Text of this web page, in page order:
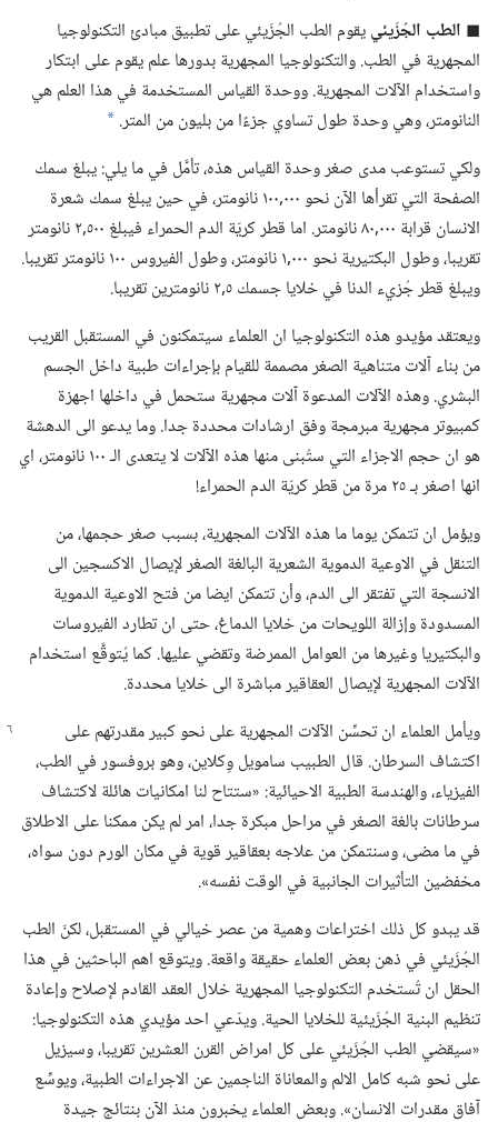
◼ الطب الجُزَيئييقوم الطب الجُزَيئي على تطبيق مبادئ التكنولوجيا
المجهرية في الطب.‏ والتكنولوجيا المجهرية بدورها علم يقوم على ابتكار
واستخدام الآلات المجهرية.‏ ووحدة القياس المستخدمة في هذا العلم هي
النانومتر،‏ وهي وحدة طول تساوي جزءًا من بليون من المتر.‏ *
ولكي تستوعب مدى صغر وحدة القياس هذه،‏ تأمَّل في ما يلي:‏ يبلغ سمك
الصفحة التي تقرأها الآن نحو ٠٠٠‏,١٠٠ نانومتر،‏ في حين يبلغ سمك شعرة
الانسان قرابة ٠٠٠‏,٨٠ نانومتر.‏ اما قطر كريّة الدم الحمراء فيبلغ ٥٠٠‏,٢ نانومتر
تقريبا،‏ وطول البكتيرية نحو ٠٠٠‏,١ نانومتر،‏ وطول الفيروس ١٠٠ نانومتر تقريبا.‏
ويبلغ قطر جُزيء الدنا في خلايا جسمك ٥‏,٢ نانومترين تقريبا.‏
ويعتقد مؤيدو هذه التكنولوجيا ان العلماء سيتمكنون في المستقبل القريب
من بناء آلات متناهية الصغر مصممة للقيام بإجراءات طبية داخل الجسم
البشري.‏ وهذه الآلات المدعوة آلات مجهرية ستحمل في داخلها اجهزة
كمبيوتر مجهرية مبرمجة وفق ارشادات محددة جدا.‏ وما يدعو الى الدهشة
هو ان حجم الاجزاء التي ستُبنى منها هذه الآلات لا يتعدى الـ‍ ١٠٠ نانومتر،‏ اي
انها اصغر بـ‍ ٢٥ مرة من قطر كريّة الدم الحمراء!‏
ويؤمل ان تتمكن يوما ما هذه الآلات المجهرية،‏ بسبب صغر حجمها،‏ من
التنقل في الاوعية الدموية الشعرية البالغة الصغر لإيصال الاكسجين الى
الانسجة التي تفتقر الى الدم،‏ وأن تتمكن ايضا من فتح الاوعية الدموية
المسدودة وإزالة اللويحات من خلايا الدماغ،‏ حتى ان تطارد الفيروسات
والبكتيريا وغيرها من العوامل الممرضة وتقضي عليها.‏ كما يُتوقَّع استخدام
الآلات المجهرية لإيصال العقاقير مباشرة الى خلايا محددة.‏
ويأمل العلماء ان تحسِّن الآلات المجهرية على نحو كبيرمقدرتهم على
اكتشاف السرطان.‏ قال الطبيب سامويل وِكلاين،‏ وهو بروفسور في الطب،‏
الفيزياء،‏ والهندسة الطبية الاحيائية:‏ «ستتاح لنا امكانيات هائلة لاكتشاف
سرطانات بالغة الصغر في مراحل مبكرة جدا،‏ امر لم يكن ممكنا على الاطلاق
في ما مضى،‏ وسنتمكن من علاجه بعقاقير قوية في مكان الورم دون سواه،‏
مخفضين التأثيرات الجانبية في الوقت نفسه».‏
قد يبدو كل ذلك اختراعات وهمية من عصر خيالي في المستقبل،‏ لكنّ الطب
الجُزَيئي في ذهن بعض العلماء حقيقة واقعة.‏ ويتوقع اهم الباحثين في هذا
الحقل ان تُستخدم التكنولوجيا المجهرية خلال العقد القادم لإصلاح وإعادة
تنظيم البنية الجُزَيئية للخلايا الحية.‏ ويدّعي احد مؤيدي هذه التكنولوجيا:‏
«سيقضي الطب الجُزَيئي على كل امراض القرن العشرين تقريبا،‏ وسيزيل
على نحو شبه كامل الالم والمعاناة الناجمين عن الاجراءات الطبية،‏ ويوسِّع
آفاق مقدرات الانسان».‏ وبعض العلماء يخبرون منذ الآن بنتائج جيدة